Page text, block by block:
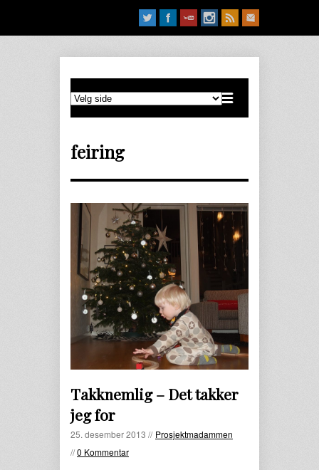
feiring
Takknemlig – Det takker
jeg for
25. desember 2013 // Prosjektmadammen
//0 Kommentar